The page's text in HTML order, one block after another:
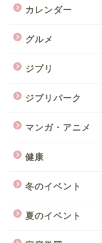
カレンダー
グルメ
ジブリ
ジブリパーク
マンガ・アニメ
健康
冬のイベント
夏のイベント